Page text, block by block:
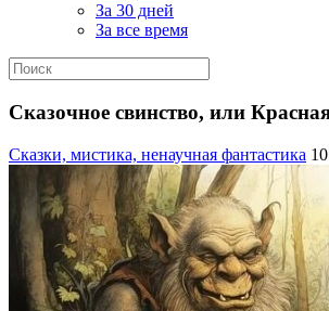
За 30 дней
За все время
Сказочное свинство, или
Сказки, мистика, ненаучная фантастика